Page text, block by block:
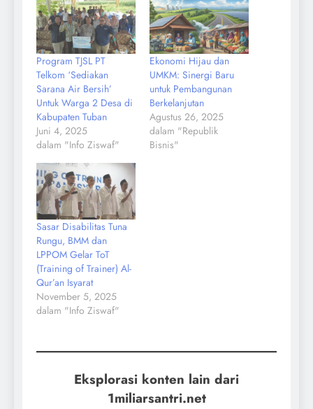
Program TJSL PT
Telkom ‘Sediakan
Sarana Air Bersih’
Untuk Warga 2 Desa di
Kabupaten Tuban
Juni 4, 2025
dalam "Info Ziswaf"
Ekonomi Hijau dan
UMKM: Sinergi Baru
untuk Pembangunan
Berkelanjutan
Agustus 26, 2025
dalam "Republik
Bisnis"
Sasar Disabilitas Tuna
Rungu, BMM dan
LPPOM Gelar ToT
(Training of Trainer) Al-
Qur’an Isyarat
November 5, 2025
dalam "Info Ziswaf"
Eksplorasi konten lain dari
1miliarsantri.net